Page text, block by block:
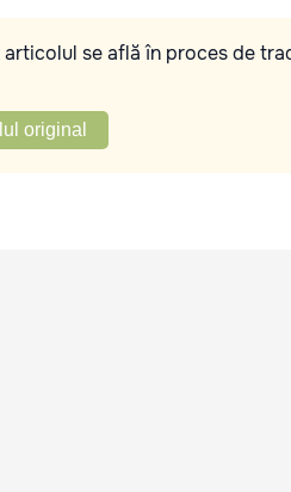
se află în proces de
original